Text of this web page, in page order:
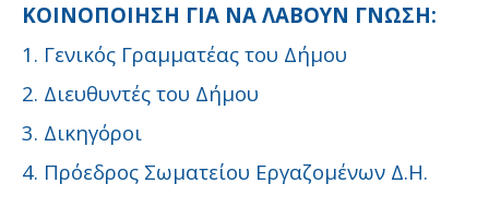
ΚΟΙΝΟΠΟΙΗΣΗ ΓΙΑ ΝΑ ΛΑΒΟΥΝ ΓΝΩΣΗ:
1. Γενικός Γραμματέας του Δήμου
2. Διευθυντές του Δήμου
3. Δικηγόροι
4. Πρόεδρος Σωματείου Εργαζομένων Δ.Η.